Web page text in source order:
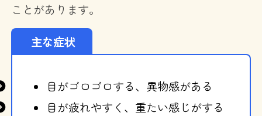
ことがあります。
主な症状
目がゴロゴロする、異物感がある
目が疲れやすく、重たい感じがする